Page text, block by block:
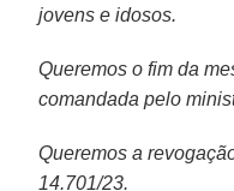
jovens e idosos.
Queremos o fim da
comandada pelo
Queremos a
14.701/23.